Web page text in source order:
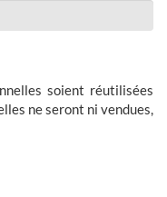
soient réutilisées
ne seront ni vendues,